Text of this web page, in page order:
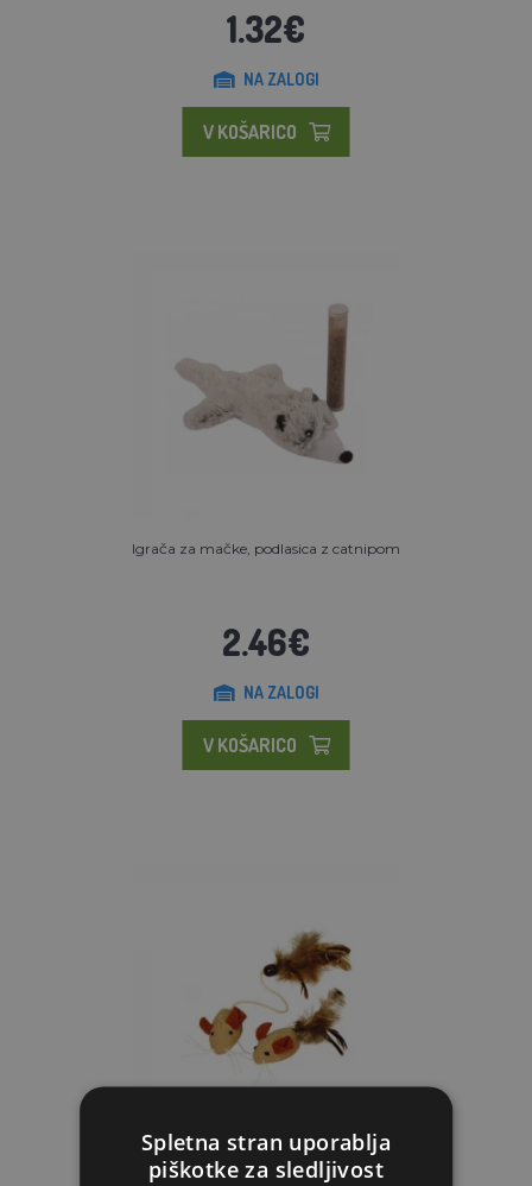
1.32€
NA ZALOGI
V KOŠARICO
Igrača za mačke, podlasica z catnipom
2.46€
NA ZALOGI
V KOŠARICO
Irača za mačke - miška Nature
Spletna stran uporablja
piškotke za sledljivost